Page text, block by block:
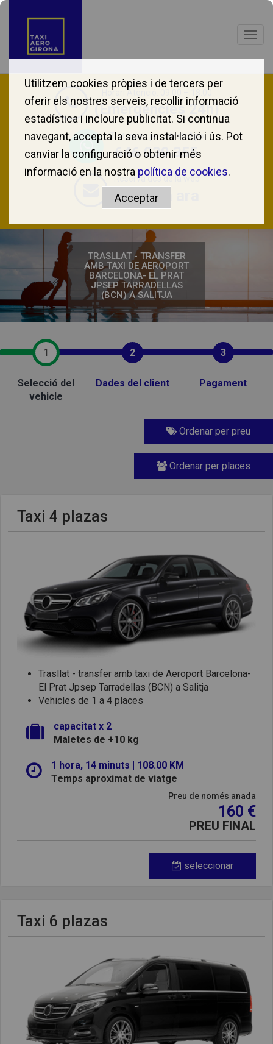
Horari Atenció: 09:00 – 18:00
(Emergències 24h)
T'atenem per WhatsApp
646 039 355
Reserva des de la web
Reserva ara
TRASLLAT - TRANSFER
AMB TAXI DE AEROPORT
BARCELONA- EL PRAT
JPSEP TARRADELLAS
(BCN) A SALITJA
1
Selecció del
vehicle
2
Dades del client
3
Pagament
Ordenar per preu
Ordenar per places
Taxi 4 plazas
Trasllat - transfer amb taxi de Aeroport Barcelona-
El Prat Jpsep Tarradellas (BCN) a Salitja
Vehicles de 1 a 4 places
capacitat x 2
Maletes de +10 kg
1 hora, 14 minuts | 108.00 KM
Temps aproximat de viatge
Preu de només anada
160 €
PREU FINAL
seleccionar
Taxi 6 plazas
Utilitzem cookies pròpies i de tercers per
oferir els nostres serveis, recollir informació
estadística i incloure publicitat. Si continua
navegant, accepta la seva instal·lació i ús. Pot
canviar la configuració o obtenir més
informació en la nostra política de cookies.